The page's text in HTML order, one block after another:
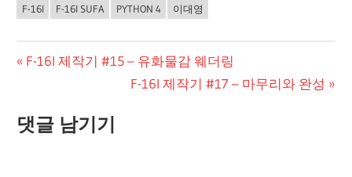
F-16I
F-16I SUFA PYTHON 4 이대영
글
색
Previous
F-16I 제작기 #15 – 유화물감 웨더링
Next
F-16I 제작기 #17 – 마무리와 완성
댓글 남기기